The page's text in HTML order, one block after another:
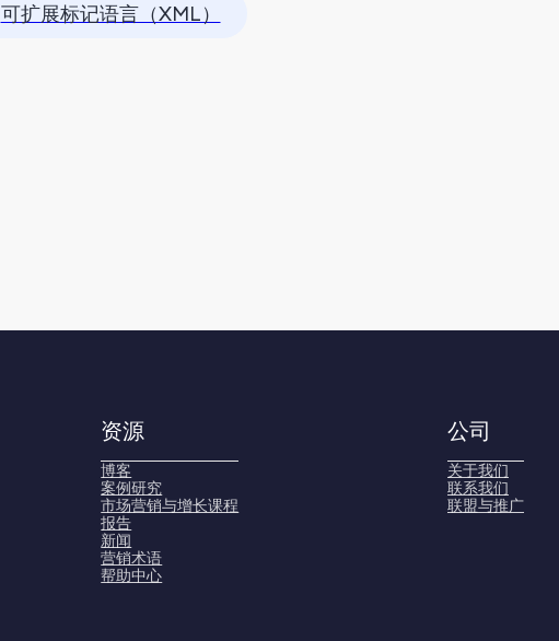
可扩展标记语言（XML）
资源
博客
案例研究
市场营销与增长课程
报告
新闻
营销术语
帮助中心
公司
关于我们
联系我们
联盟与推广